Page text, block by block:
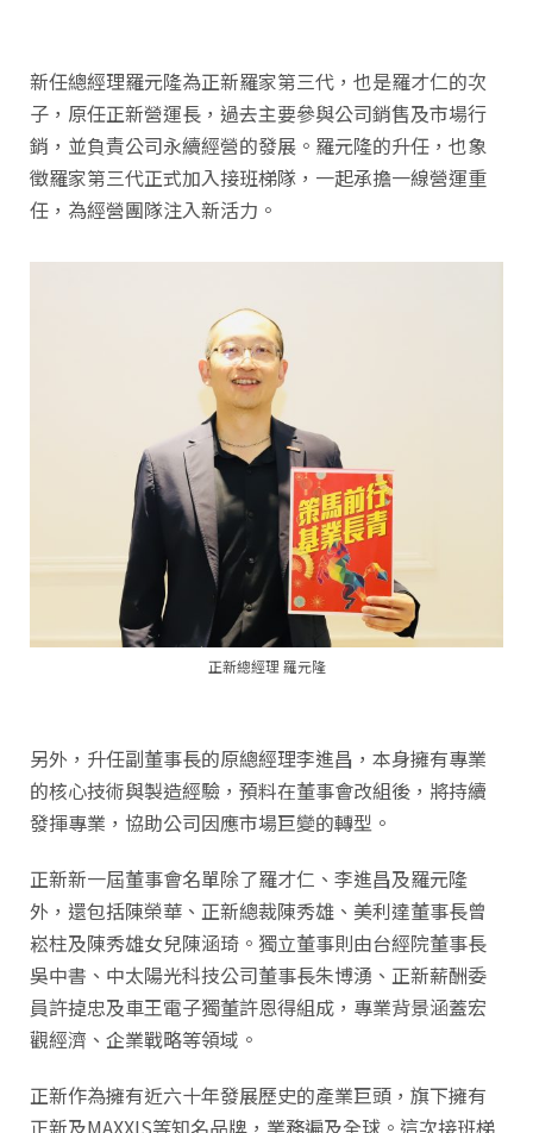
新任總經理羅元隆為正新羅家第三代，也是羅才仁的次
子，原任正新營運長，過去主要參與公司銷售及市場行
銷，並負責公司永續經營的發展。羅元隆的升任，也象
徵羅家第三代正式加入接班梯隊，一起承擔一線營運重
任，為經營團隊注入新活力。
正新總經理 羅元隆
另外，升任副董事長的原總經理李進昌，本身擁有專業
的核心技術與製造經驗，預料在董事會改組後，將持續
發揮專業，協助公司因應市場巨變的轉型。
正新新一屆董事會名單除了羅才仁、李進昌及羅元隆
外，還包括陳榮華、正新總裁陳秀雄、美利達董事長曾
崧柱及陳秀雄女兒陳涵琦。獨立董事則由台經院董事長
吳中書、中太陽光科技公司董事長朱博湧、正新薪酬委
員許㨗忠及車王電子獨董許恩得組成，專業背景涵蓋宏
觀經濟、企業戰略等領域。
正新作為擁有近六十年發展歷史的產業巨頭，旗下擁有
正新及MAXXIS等知名品牌，業務遍及全球。這次接班梯